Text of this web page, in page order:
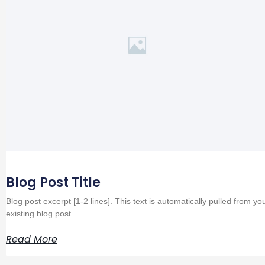
Blog Post Title
Blog post excerpt [1-2 lines]. This text is automatically pulled from
existing blog post.
Read More